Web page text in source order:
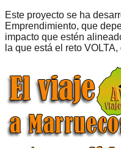
Este proyecto se ha
Emprendimiento, que
impacto que estén
la que está el reto